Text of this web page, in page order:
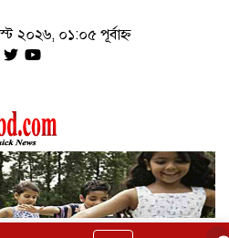
২০২৬, ০১:০৫ পূর্বাহ্ন